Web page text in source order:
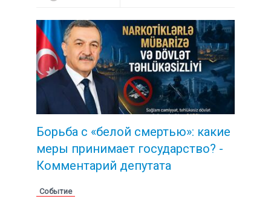
Борьба с «белой смертью»: какие
меры принимает государство? -
Комментарий депутата
Событие